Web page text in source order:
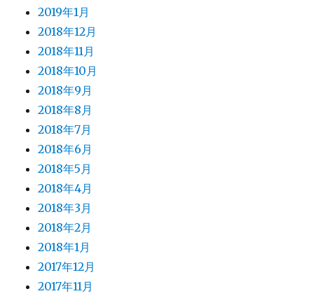
2019年1月
2018年12月
2018年11月
2018年10月
2018年9月
2018年8月
2018年7月
2018年6月
2018年5月
2018年4月
2018年3月
2018年2月
2018年1月
2017年12月
2017年11月